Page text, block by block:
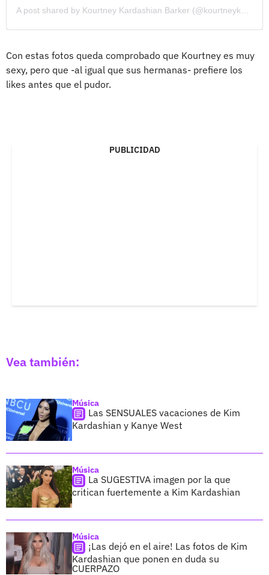
Con estas fotos queda comprobado que Kourtney es muy
sexy, pero que -al igual que sus hermanas- prefiere los
likes antes que el pudor.
PUBLICIDAD
Vea también:
Música
Las SENSUALES vacaciones de Kim
Kardashian y Kanye West
Música
La SUGESTIVA imagen por la que
critican fuertemente a Kim Kardashian
Música
¡Las dejó en el aire! Las fotos de Kim
Kardashian que ponen en duda su
CUERPAZO